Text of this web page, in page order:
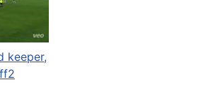
keeper,